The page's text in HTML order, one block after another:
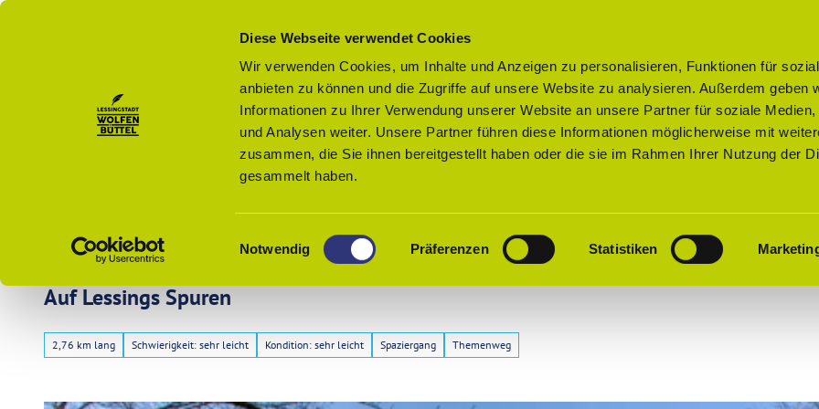
Diese Webseite verwendet Cookies
Wir verwenden Cookies, um Inhalte und Anzeigen zu personalisieren, Funktionen für
anbieten zu können und die Zugriffe auf unsere Website zu analysieren. Außerdem geben
Informationen zu Ihrer Verwendung unserer Website an unsere Partner für soziale Medien,
und Analysen weiter. Unsere Partner führen diese Informationen möglicherweise mit
zusammen, die Sie ihnen bereitgestellt haben oder die sie im Rahmen Ihrer Nutzung der
gesammelt haben.
i
l
Notwendig Präferenzen Statistiken
Z
Menü
Veranstaltungen
Kultur
Auf Lessings Spuren
2,76 km lang Schwierigkeit: sehr leicht Kondition: sehr leicht Spaziergang Themenweg